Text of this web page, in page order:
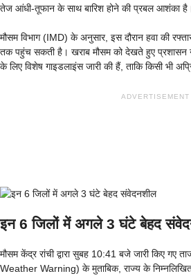
तेज आंधी-तूफान के साथ बारिश होने की प्रबल आशंका
मौसम विभाग (IMD) के अनुसार, इस दौरान हवा की
तक पहुंच सकती है। खराब मौसम को देखते हुए
के लिए विशेष गाइडलाइंस जारी की हैं, ताकि किसी भी
ADVERTISEMENT
इन 6 जिलों में अगले 3 घंटे बेहद
मौसम केंद्र रांची द्वारा सुबह 10:41 बजे जारी किए गए
Weather Warning) के मुताबिक, राज्य के